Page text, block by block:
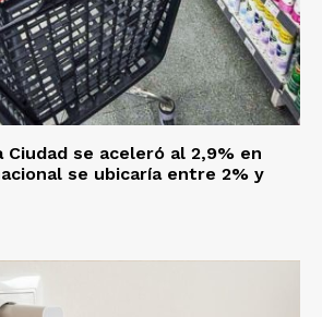
Ciudad se aceleró al 2,9% en
se ubicaría entre 2% y